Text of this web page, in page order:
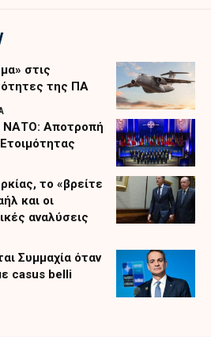
στις
της ΠΑ
ΝΑΤΟ: Αποτροπή
το «βρείτε
και οι
αναλύσεις
Συμμαχία όταν
casus belli